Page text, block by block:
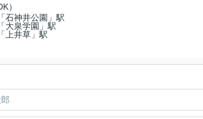
）
石神井公園」駅
大泉学園」駅
上井草」駅